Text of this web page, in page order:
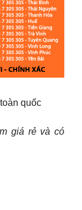
quốc
giá rẻ và có